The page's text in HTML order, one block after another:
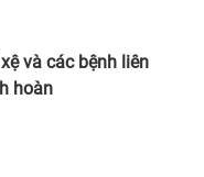
và các bệnh liên
hoàn